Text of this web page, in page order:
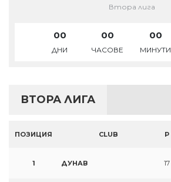
Втора лига
00
ДНИ
00
ЧАСОВЕ
00
МИНУТИ
ВТОРА ЛИГА
ПОЗИЦИЯ CLUB P
1 ДУНАВ 17